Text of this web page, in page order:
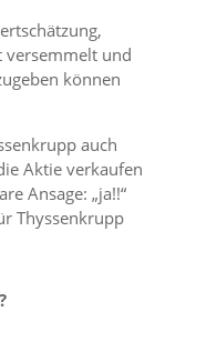
versemmelt und
können
auch
Aktie verkaufen
Ansage: „ja!!“
Thyssenkrupp